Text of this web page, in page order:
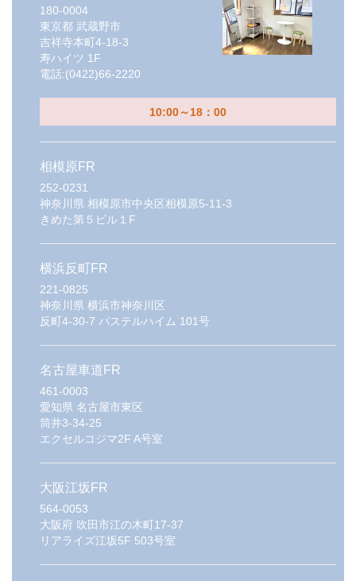
180-0004
東京都 武蔵野市
吉祥寺本町4-18-3
寿ハイツ 1F
電話:(0422)66-2220
10:00～18：00
相模原FR
252-0231
神奈川県 相模原市中央区相模原5-11-3
きめた第５ビル１F
横浜反町FR
221-0825
神奈川県 横浜市神奈川区
反町4-30-7 パステルハイム 101号
名古屋車道FR
461-0003
愛知県 名古屋市東区
筒井3-34-25
エクセルコジマ2F A号室
大阪江坂FR
564-0053
大阪府 吹田市江の木町17-37
リアライズ江坂5F 503号室